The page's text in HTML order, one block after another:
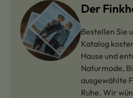
Der
Bestellen Sie
Katalog
Hause und
Naturmode,
ausgewählte
Ruhe. Wir